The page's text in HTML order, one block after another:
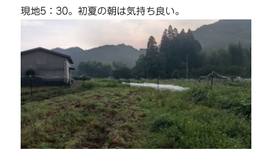
現地5：30。初夏の朝は気持ち良い。